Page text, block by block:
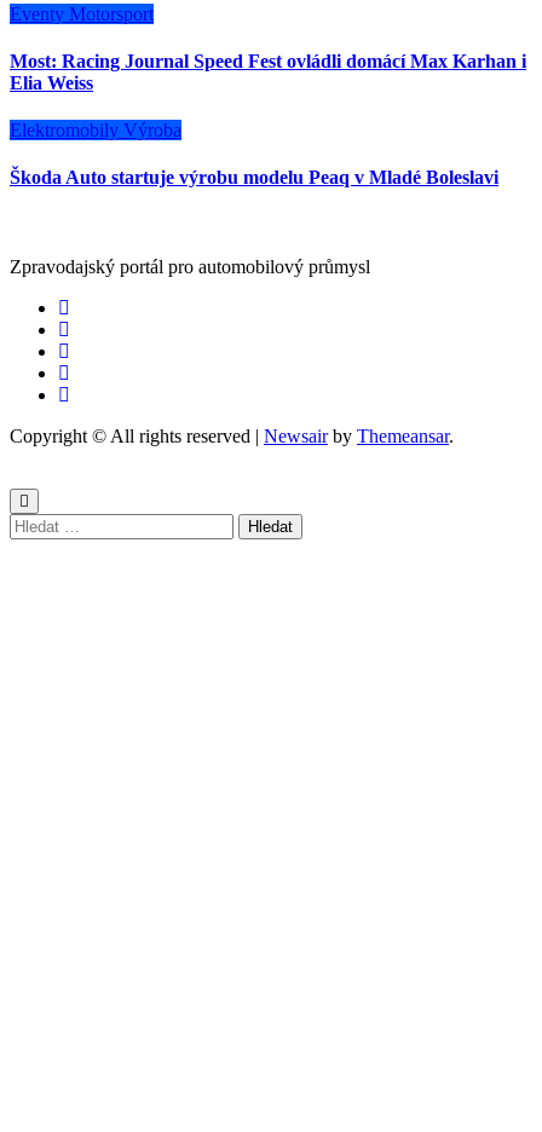
Eventy Motorsport
Most: Racing Journal Speed Fest ovládli domácí Max Karhan i
Elia Weiss
Elektromobily Výroba
Škoda Auto startuje výrobu modelu Peaq v Mladé Boleslavi
Zpravodajský portál pro automobilový průmysl
Copyright © All rights reserved | Newsairby Themeansar.
Vyhledávání